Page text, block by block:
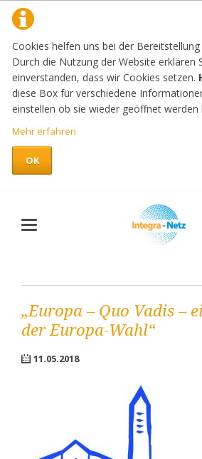
Cookies helfen uns bei der
Durch die Nutzung der Website erklären
einverstanden, dass wir Cookies setzen.
diese Box für verschiedene
einstellen ob sie wieder geöffnet werden
Mehr erfahren
OK
„Europa – Quo Vadis –
der Europa-Wahl“
11.05.2018